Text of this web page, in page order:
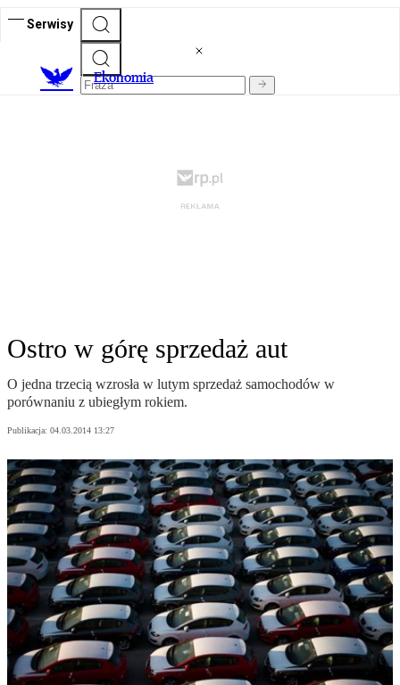
Serwisy
Ekonomia
Ostro w górę sprzedaż aut
O jedna trzecią wzrosła w lutym sprzedaż samochodów w
porównaniu z ubiegłym rokiem.
Publikacja: 04.03.2014 13:27